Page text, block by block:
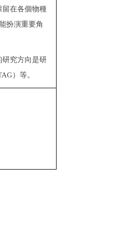
留在各個物種
扮演重要角
究方向是研
）等。